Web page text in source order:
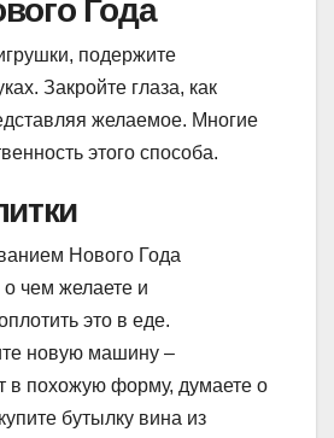
Года
подержите
Закройте глаза, как
желаемое. Многие
этого способа.
Нового Года
о чем желаете и
это в еде.
новую машину –
в похожую форму, думаете о
бутылку вина из